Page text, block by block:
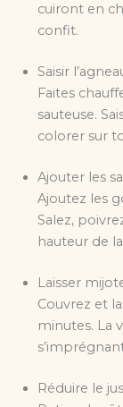
cuiront en
confit.
Saisir
Faites
sauteuse.
colorer sur
Ajouter les
Ajoutez les
Salez,
hauteur de
Laisser
Couvrez et
minutes. La
Réduire le